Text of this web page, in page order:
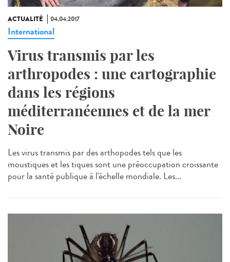
ACTUALITÉ 04.04.2017
International
Virus transmis par les
arthropodes : une cartographie
dans les régions
méditerranéennes et de la mer
Noire
Les virus transmis par des arthopodes tels que les
moustiques et les tiques sont une préoccupation croissante
pour la santé publique à l'échelle mondiale. Les...